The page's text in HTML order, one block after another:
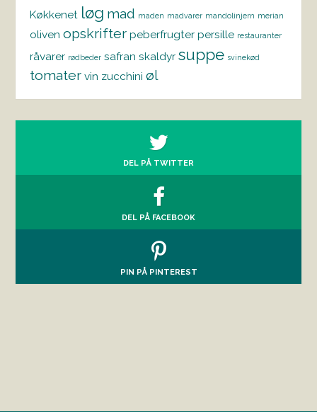
Køkkenet løg mad maden madvarer mandolinjern merian
oliven opskrifter peberfrugter persille restauranter
råvarer rødbeder safran skaldyr suppe svinekød
tomater vin zucchini øl
DEL PÅ TWITTER
DEL PÅ FACEBOOK
PIN PÅ PINTEREST